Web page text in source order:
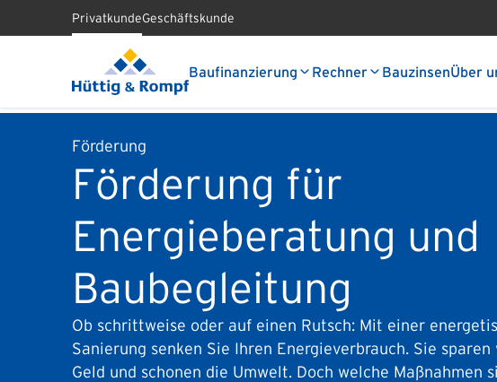
PrivatkundeGeschäftskunde
Baufinanzierung Rechner BauzinsenÜber
Förderung
Förderung für
Energieberatung und
Baubegleitung
Ob schrittweise oder auf einen Rutsch: Mit einer
Sanierung senken Sie Ihren Energieverbrauch. Sie sparen
Geld und schonen die Umwelt. Doch welche Maßnahmen